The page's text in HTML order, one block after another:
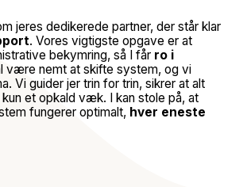
jeres dedikerede partner, der står klar
. Vores vigtigste opgave er at
bekymring, så I får ro i
være nemt at skifte system, og vi
Vi guider jer trin for trin, sikrer at alt
et opkald væk. I kan stole på, at
fungerer optimalt, hver eneste